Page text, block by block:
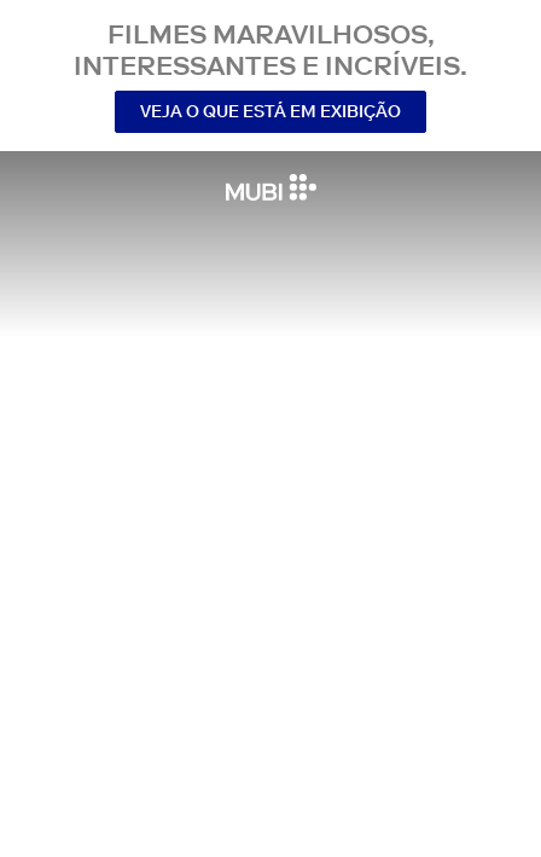
FILMES MARAVILHOSOS,
INTERESSANTES E INCRÍVEIS.
VEJA O QUE ESTÁ EM EXIBIÇÃO